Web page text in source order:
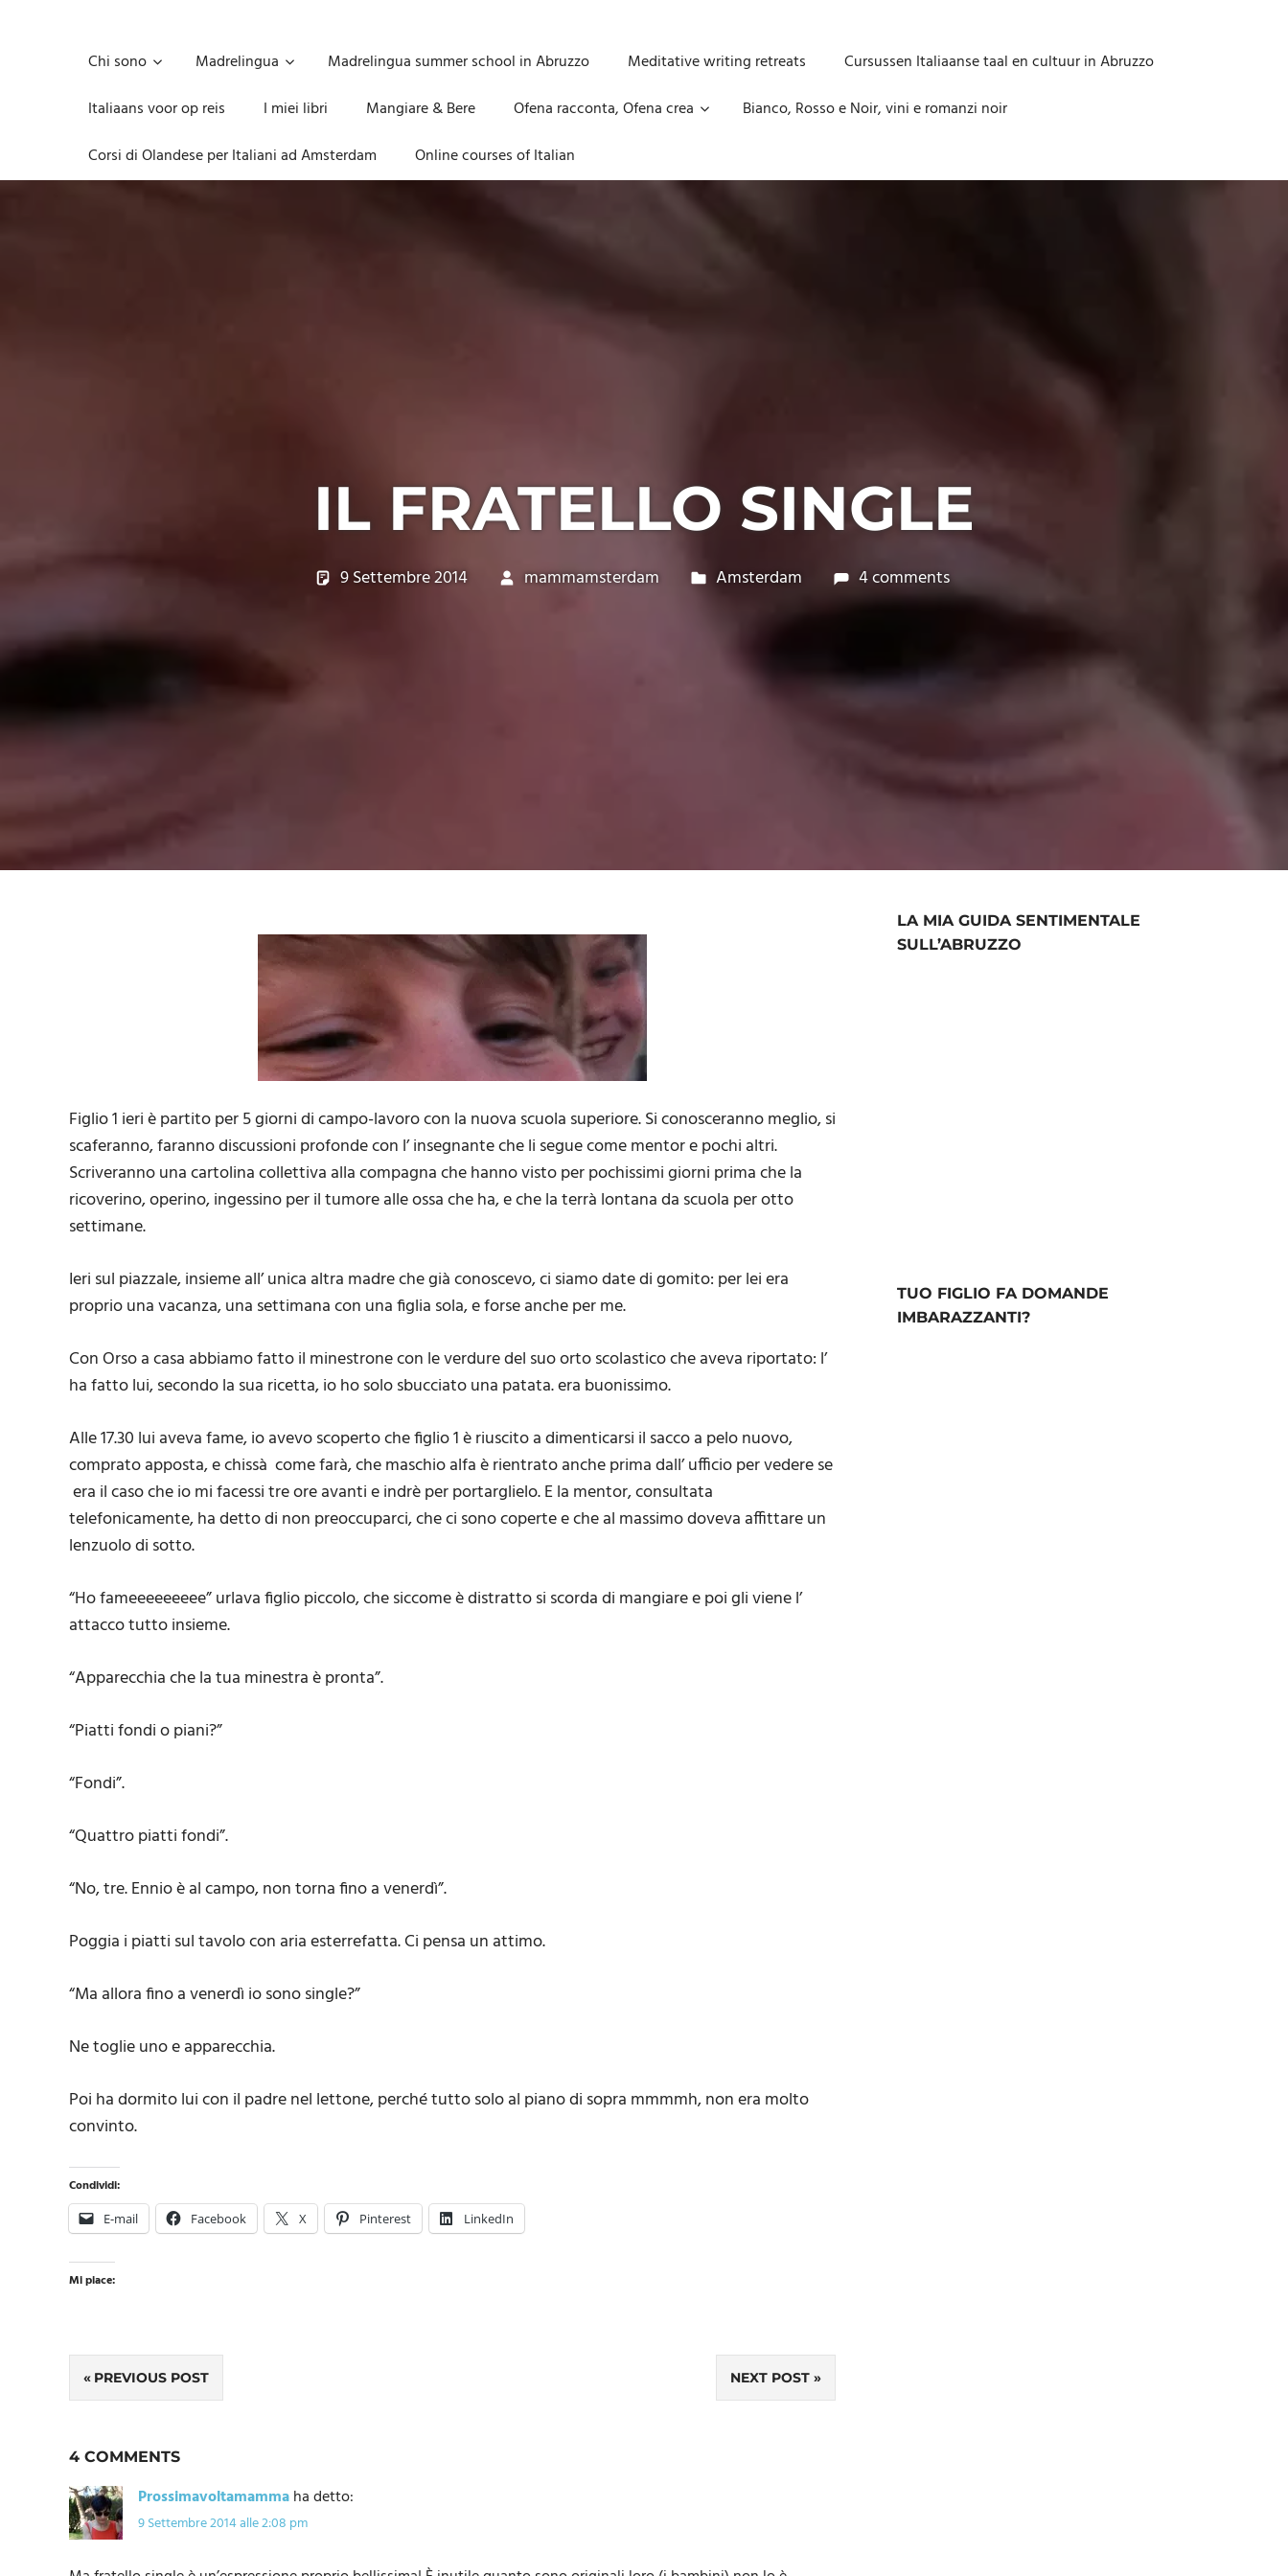
imprescindibile,
inevitabile
Mammamsterdam
oggi
anche
Chi sono Madrelingua Madrelingua summer school in Abruzzo Meditative writing retreats
Cursussen Italiaanse taal en cultuur in Abruzzo
Italiaans voor op reis
I miei libri Mangiare & Bere Ofena racconta, Ofena crea
Bianco, Rosso e Noir, vini e romanzi noir
Corsi di Olandese per Italiani ad Amsterdam
Online courses of Italian
IL FRATELLO SINGLE
9 Settembre 2014 mammamsterdam Amsterdam 4 comments
Figlio 1 ieri è partito per 5 giorni di campo-lavoro con la nuova scuola superiore. Si conosceranno meglio, si
scaferanno, faranno discussioni profonde con l’ insegnante che li segue come mentor e pochi altri.
Scriveranno una cartolina collettiva alla compagna che hanno visto per pochissimi giorni prima che la
ricoverino, operino, ingessino per il tumore alle ossa che ha, e che la terrà lontana da scuola per otto
settimane.
Ieri sul piazzale, insieme all’ unica altra madre che già conoscevo, ci siamo date di gomito: per lei era
proprio una vacanza, una settimana con una figlia sola, e forse anche per me.
Con Orso a casa abbiamo fatto il minestrone con le verdure del suo orto scolastico che aveva riportato: l’
ha fatto lui, secondo la sua ricetta, io ho solo sbucciato una patata. era buonissimo.
Alle 17.30 lui aveva fame, io avevo scoperto che figlio 1 è riuscito a dimenticarsi il sacco a pelo nuovo,
comprato apposta, e chissà come farà, che maschio alfa è rientrato anche prima dall’ ufficio per vedere se
era il caso che io mi facessi tre ore avanti e indrè per portarglielo. E la mentor, consultata
telefonicamente, ha detto di non preoccuparci, che ci sono coperte e che al massimo doveva affittare un
lenzuolo di sotto.
“Ho fameeeeeeeee” urlava figlio piccolo, che siccome è distratto si scorda di mangiare e poi gli viene l’
attacco tutto insieme.
“Apparecchia che la tua minestra è pronta”.
“Piatti fondi o piani?”
“Fondi”.
“Quattro piatti fondi”.
“No, tre. Ennio è al campo, non torna fino a venerdì”.
Poggia i piatti sul tavolo con aria esterrefatta. Ci pensa un attimo.
“Ma allora fino a venerdì io sono single?”
Ne toglie uno e apparecchia.
Poi ha dormito lui con il padre nel lettone, perché tutto solo al piano di sopra mmmmh, non era molto
convinto.
Condividi:
E-mail Facebook X Pinterest LinkedIn
Mi piace:
Navigazione
PREVIOUS POST NEXT POST
4 COMMENTS
Prossimavoltamammaha detto:
9 Settembre 2014 alle 2:08 pm
LA MIA GUIDA SENTIMENTALE
SULL’ABRUZZO
TUO FIGLIO FA DOMANDE
IMBARAZZANTI?